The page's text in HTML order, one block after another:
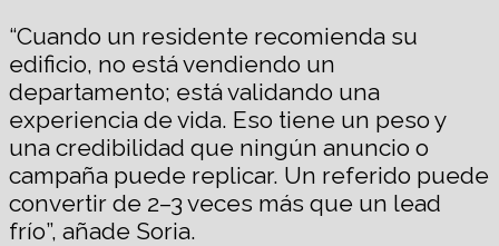
“Cuando un residente recomienda su
edificio, no está vendiendo un
departamento; está validando una
experiencia de vida. Eso tiene un peso y
una credibilidad que ningún anuncio o
campaña puede replicar. Un referido puede
convertir de 2–3 veces más que un lead
frío”, añade Soria.